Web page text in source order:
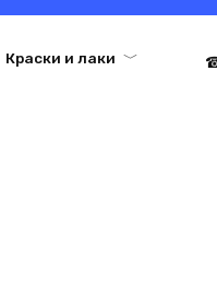
Краски и лаки